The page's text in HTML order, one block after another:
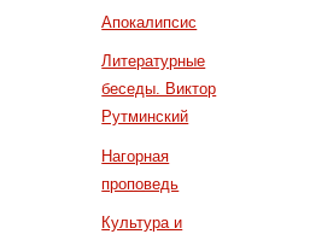
Апокалипсис
Литературные
беседы. Виктор
Рутминский
Нагорная
проповедь
Культура и